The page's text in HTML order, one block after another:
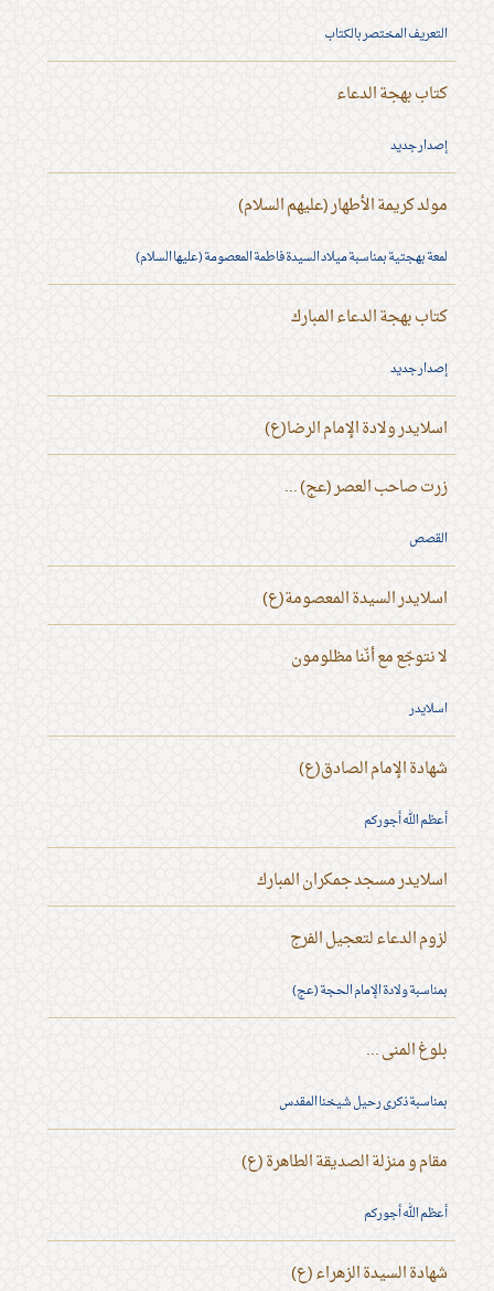
التعريف المختصر بالكتاب
كتاب بهجة الدعاء
إصدار جديد
مولد كريمة الأطهار (عليهم السلام)
لمعة بهجتية بمناسبة ميلاد السيدة فاطمة المعصومة (عليها السلام)
كتاب بهجة الدعاء المبارك
إصدار جديد
اسلايدر ولادة الإمام الرضا(ع)
زرت صاحب العصر (عج) ...
القصص
اسلايدر السيدة المعصومة(ع)
لا نتوجّع مع أنّنا مظلومون
اسلايدر
شهادة الإمام الصادق(ع)
أعظم الله أجوركم
اسلايدر مسجد جمكران المبارك
لزوم الدعاء لتعجيل الفرج
بمناسبة ولادة الإمام الحجة (عج)
بلوغ المنى ...
بمناسبة ذكرى رحيل شيخنا المقدس
مقام و منزلة الصديقة الطاهرة (ع)
أعظم الله أجوركم
شهادة السيدة الزهراء (ع)